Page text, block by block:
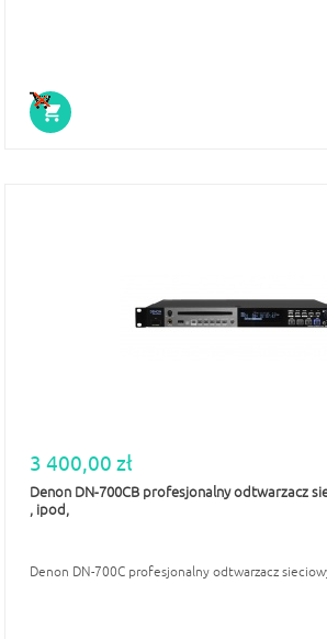
3 400,00 zł
Denon DN-700CB profesjonalny odtwarzacz
, ipod,
Denon DN-700C profesjonalny odtwarzacz